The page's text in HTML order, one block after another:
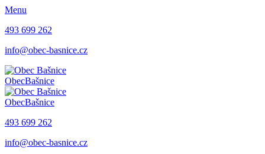
Menu
493 699 262
info@obec-basnice.cz
ObecBašnice
ObecBašnice
493 699 262
info@obec-basnice.cz